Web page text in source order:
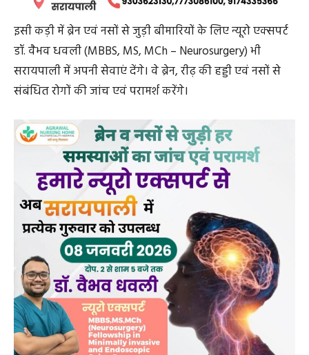
इसी कड़ी में ब्रेन एवं नसों से जुड़ी बीमारियों के लिए न्यूरो एक्सपर्ट
डॉ. वैभव धवली (MBBS, MS, MCh – Neurosurgery) भी
सरायपाली में अपनी सेवाएं देंगे। वे ब्रेन, रीढ़ की हड्डी एवं नसों से
संबंधित रोगों की जांच एवं परामर्श करेंगे।